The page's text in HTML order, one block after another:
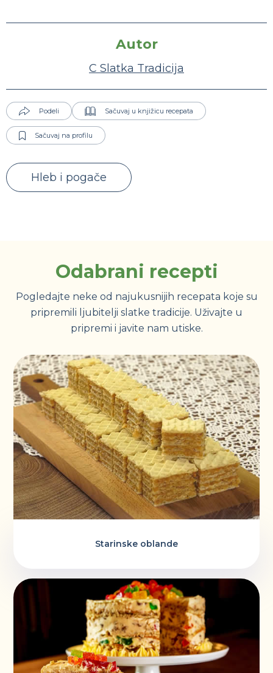
Autor
C Slatka Tradicija
Podeli Sačuvaj u knjižicu recepata
Sačuvaj na profilu
Hleb i pogače
Odabrani recepti
Pogledajte neke od najukusnijih recepata koje su
pripremili ljubitelji slatke tradicije. Uživajte u
pripremi i javite nam utiske.
Starinske oblande